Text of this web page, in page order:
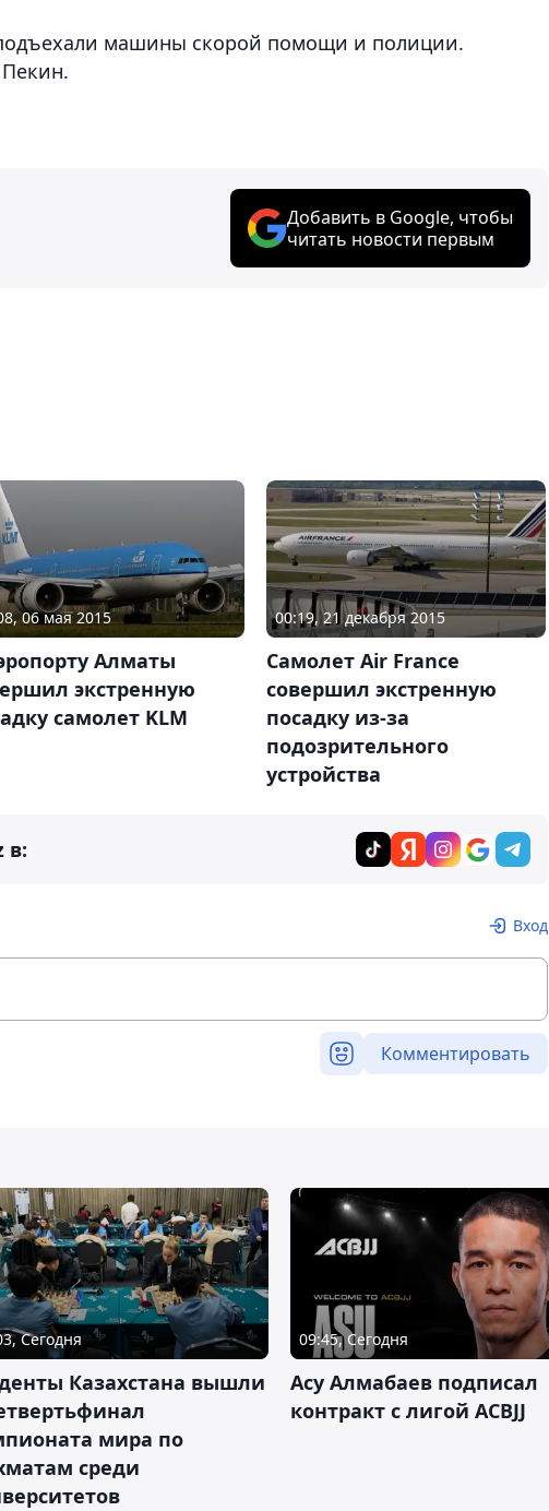
машины скорой помощи и полиции.
Добавить в Google, чтобы
читать новости первым
06 мая 2015
Алматы
экстренную
самолет KLM
00:19, 21 декабря 2015
Самолет Air France
совершил экстренную
посадку из-за
подозрительного
устройства
в:
Вход
Комментировать
Сегодня
Казахстана вышли
мира по
среди
09:45, Сегодня
Асу Алмабаев подписал
контракт с лигой ACBJJ